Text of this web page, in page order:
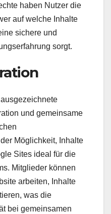
haben Nutzer die
auf welche Inhalte
sichere und
sorgt.
und gemeinsame
Möglichkeit, Inhalte
Sites ideal für die
Mitglieder können
arbeiten, Inhalte
was die
bei gemeinsamen